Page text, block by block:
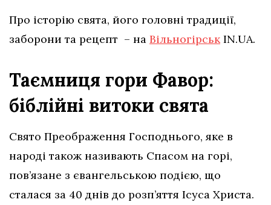
Про історію свята, його головні традиції,
заборони та рецепт – на ВільногірськIN.UA.
Таємниця гори Фавор:
біблійні витоки свята
Свято Преображення Господнього, яке в
народі також називають Спасом на горі,
пов’язане з євангельською подією, що
сталася за 40 днів до розп’яття Ісуса Христа.